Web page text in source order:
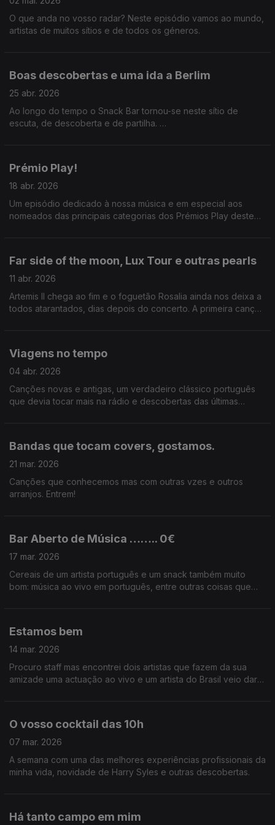
O que anda no vosso radar? Neste episódio vamos ao mundo,
artistas de muitos sítios e de todos os géneros.
Boas descobertas e uma ida a Berlim
25 abr. 2026
Ao longo do tempo o Snack Bar tornou-se neste sítio de
escuta, de descoberta e de partilha.
Prémio Play!
18 abr. 2026
Um episódio dedicado à nossa música e em especial aos
nomeados das principais categorias dos Prémios Play deste
Far side of the moon, Lux Tour e outras pearls
11 abr. 2026
Artemis II chega ao fim e o foguetão Rosalia ainda nos deixa a
todos atarantados, dias depois do concerto. A primeira canção
Viagens no tempo
04 abr. 2026
Canções novas e antigas, um verdadeiro clássico português
que devia tocar mais na rádio e descobertas das últimas
Bandas que tocam covers, gostamos.
21 mar. 2026
Canções que conhecemos mas com outras vzes e outros
arranjos. Entrem!
Bar Aberto de Música …….. 0€
17 mar. 2026
Cereais de um artista português e um snack também muito
bom: música ao vivo em português, entre outras coisas que
Estamos bem
14 mar. 2026
Procuro staff mas encontrei dois artistas que fazem da sua
amizade uma actuação ao vivo e um artista do Brasil veio dar-
O vosso cocktail das 10h
07 mar. 2026
A semana com uma das melhores experiências profissionais da
minha vida, novidade de Harry Syles e outras descobertas.
Há tanto campo em mim